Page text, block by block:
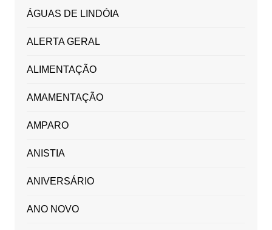
ÁGUAS DE LINDÓIA
ALERTA GERAL
ALIMENTAÇÃO
AMAMENTAÇÃO
AMPARO
ANISTIA
ANIVERSÁRIO
ANO NOVO